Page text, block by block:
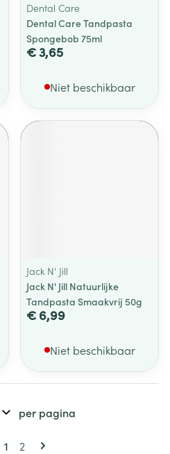
Dental Care
Dental Care Tandpasta
Spongebob 75ml
€ 3,65
Niet beschikbaar
Jack N' Jill
Jack N' Jill Natuurlijke
Tandpasta Smaakvrij 50g
€ 6,99
Niet beschikbaar
Pagina's
U lees momenteel pagina
1 Pagina
2
per pagina